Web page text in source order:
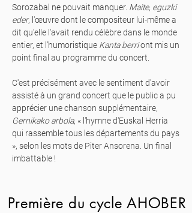
Sorozabal ne pouvait manquer. Maite, eguzki
eder, l'œuvre dont le compositeur lui-même a
dit qu'elle l'avait rendu célèbre dans le monde
entier, et l'humoristique Kanta berriont mis un
point final au programme du concert.
C'est précisément avec le sentiment d'avoir
assisté à un grand concert que le public a pu
apprécier une chanson supplémentaire,
Gernikako arbola, « l'hymne d'Euskal Herria
qui rassemble tous les départements du pays
», selon les mots de Piter Ansorena. Un final
imbattable !
Première du cycle AHOBER